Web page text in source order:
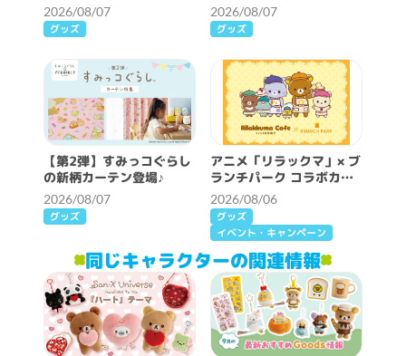
2026/08/07
グッズ
2026/08/07
グッズ
【第2弾】すみっコぐらし
の新柄カーテン登場♪
2026/08/07
グッズ
アニメ「リラックマ」× ブ
ランチパーク コラボカフ
ェ開催決定！
2026/08/06
グッズ
イベント・キャンペーン
同じキャラクターの関連情報